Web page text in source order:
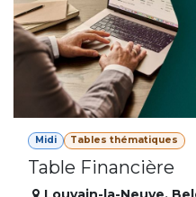
Midi Tables thématiques
Table Financière